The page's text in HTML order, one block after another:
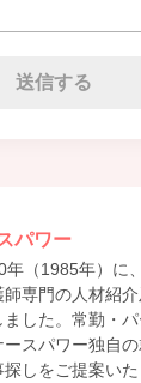
パワー
年（1985年）に
専門の人材紹
した。常勤・
スパワー独自
しをご提案い